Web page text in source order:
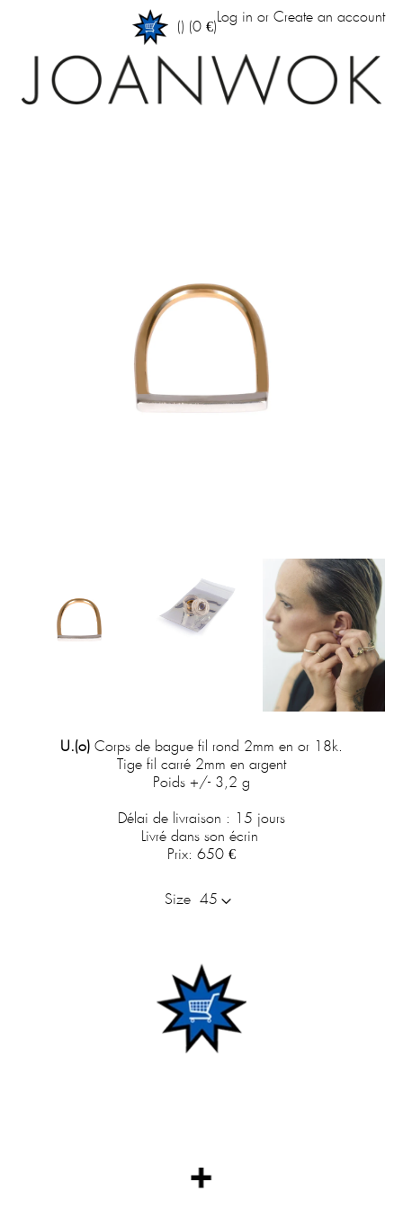
() (0 €)
Log in or Create an account
U.(o) Corps de bague fil rond 2mm en or 18k.
Tige fil carré 2mm en argent
Poids +/- 3,2 g
Délai de livraison : 15 jours
Livré dans son écrin
Prix: 650 €
Size